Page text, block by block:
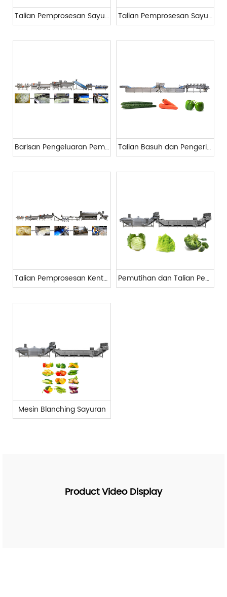
Talian Pemprosesan Sayuran Berdaun Sederhana Talian Pemprosesan Sayuran
Barisan Pengeluaran Pemprosesan Sayuran Berdaun Talian Basuh dan Pengeringan Sayuran
Talian Pemprosesan Kentang Pemutihan dan Talian Penyejukan
Mesin Blanching Sayuran
Product Video Display